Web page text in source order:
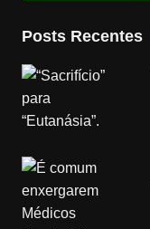
Posts Recentes